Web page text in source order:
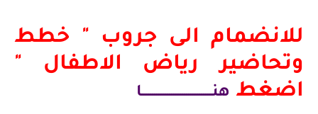
للانضمام الى جروب " خطط
وتحاضير رياض الاطفال "
اضغط هنـــــــــــــــــــــــــــــــــا